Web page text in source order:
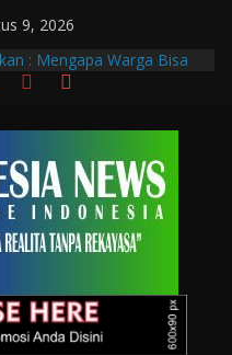
9, 2026
: Mengapa Warga Bisa
dan Transformasi
Hadiri Muscab VIII PTGMI
Kompetensi
Penyakit, Kenali Peran
Medik
Siapa?